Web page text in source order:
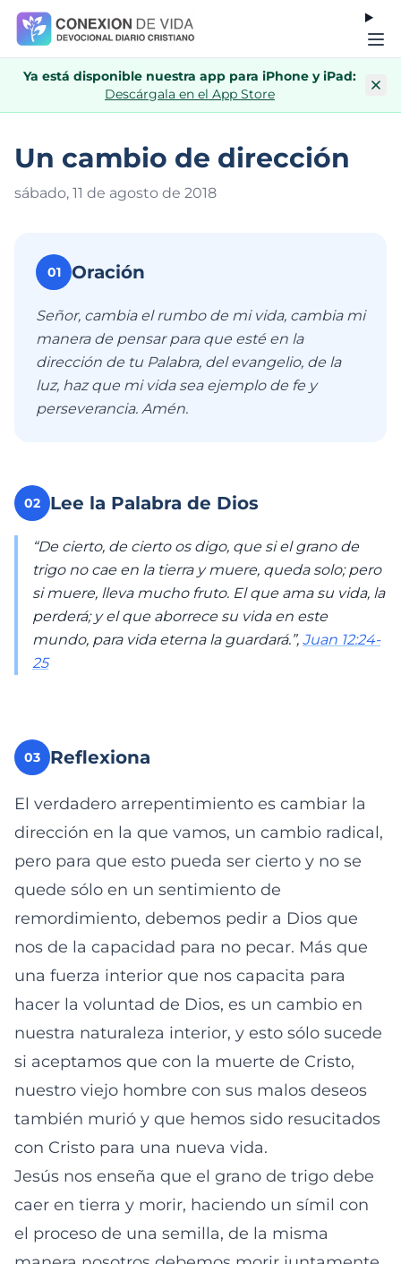
Ya está disponible nuestra app para iPhone y iPad:
Descárgala en el App Store
Un cambio de dirección
sábado, 11 de agosto de 2018
01 Oración
Señor, cambia el rumbo de mi vida, cambia mi
manera de pensar para que esté en la
dirección de tu Palabra, del evangelio, de la
luz, haz que mi vida sea ejemplo de fe y
perseverancia. Amén.
02 Lee la Palabra de Dios
“De cierto, de cierto os digo, que si el grano de
trigo no cae en la tierra y muere, queda solo; pero
si muere, lleva mucho fruto. El que ama su vida, la
perderá; y el que aborrece su vida en este
mundo, para vida eterna la guardará.”, Juan 12:24-
25
03 Reflexiona
El verdadero arrepentimiento es cambiar la
dirección en la que vamos, un cambio radical,
pero para que esto pueda ser cierto y no se
quede sólo en un sentimiento de
remordimiento, debemos pedir a Dios que
nos de la capacidad para no pecar. Más que
una fuerza interior que nos capacita para
hacer la voluntad de Dios, es un cambio en
nuestra naturaleza interior, y esto sólo sucede
si aceptamos que con la muerte de Cristo,
nuestro viejo hombre con sus malos deseos
también murió y que hemos sido resucitados
con Cristo para una nueva vida.
Jesús nos enseña que el grano de trigo debe
caer en tierra y morir, haciendo un símil con
el proceso de una semilla, de la misma